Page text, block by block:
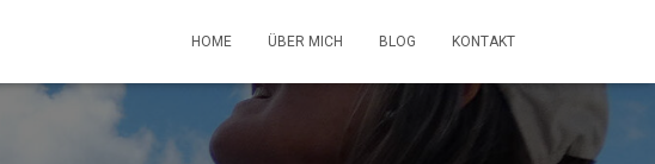
HOME ÜBER MICH BLOG KONTAKT